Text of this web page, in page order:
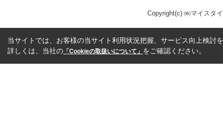
Copyright(c) ㈱マイスタ
当サイトでは、お客様の当サイト利用状況把握、サービス向上検討
詳しくは、当社の 「Cookieの取扱いについて」 をご確認ください。